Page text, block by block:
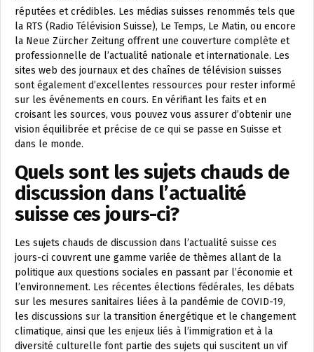
réputées et crédibles. Les médias suisses renommés tels que
la RTS (Radio Télévision Suisse), Le Temps, Le Matin, ou encore
la Neue Zürcher Zeitung offrent une couverture complète et
professionnelle de l’actualité nationale et internationale. Les
sites web des journaux et des chaînes de télévision suisses
sont également d’excellentes ressources pour rester informé
sur les événements en cours. En vérifiant les faits et en
croisant les sources, vous pouvez vous assurer d’obtenir une
vision équilibrée et précise de ce qui se passe en Suisse et
dans le monde.
Quels sont les sujets chauds de
discussion dans l’actualité
suisse ces jours-ci?
Les sujets chauds de discussion dans l’actualité suisse ces
jours-ci couvrent une gamme variée de thèmes allant de la
politique aux questions sociales en passant par l’économie et
l’environnement. Les récentes élections fédérales, les débats
sur les mesures sanitaires liées à la pandémie de COVID-19,
les discussions sur la transition énergétique et le changement
climatique, ainsi que les enjeux liés à l’immigration et à la
diversité culturelle font partie des sujets qui suscitent un vif